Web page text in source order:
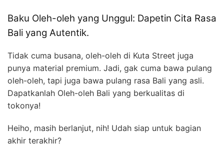
Baku Oleh-oleh yang Unggul: Dapetin Cita Rasa
Bali yang Autentik.
Tidak cuma busana, oleh-oleh di Kuta Street juga
punya material premium. Jadi, gak cuma bawa pulang
oleh-oleh, tapi juga bawa pulang rasa Bali yang asli.
Dapatkanlah Oleh-oleh Bali yang berkualitas di
tokonya!
Heiho, masih berlanjut, nih! Udah siap untuk bagian
akhir terakhir?